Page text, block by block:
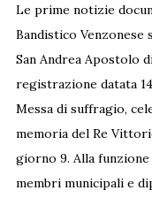
Le prime notizie
Bandistico Venzonese
San Andrea Apostolo
registrazione datata
Messa di suffragio,
memoria del Re
giorno 9. Alla
membri municipali e